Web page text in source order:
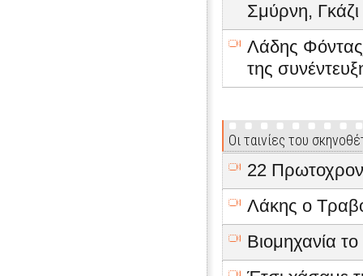
Σμύρνη, Γκάζι
Λάδης
της
Οι ταινίες του
22
Λάκης ο
Βιομηχανία